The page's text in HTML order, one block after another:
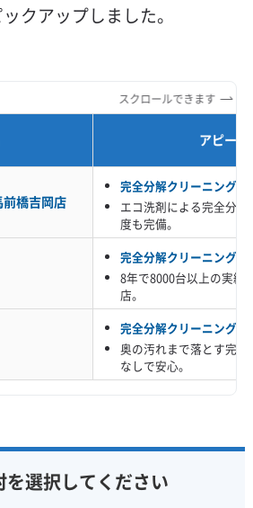
クアップしました。
スクロールできます
アピー
橋吉岡店
完全分解クリーニング対
エコ洗剤による完全分
度も完備。
完全分解クリーニング対
8年で8000台以上の実績
店。
完全分解クリーニング対
奥の汚れまで落とす完
なしで安心。
を選択してください